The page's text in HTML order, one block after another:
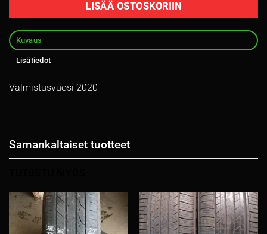
LISÄÄ OSTOSKORIIN
Kuvaus
Lisätiedot
Valmistusvuosi 2020
Samankaltaiset tuotteet